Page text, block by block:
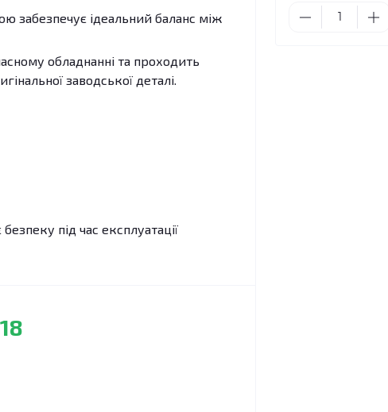
забезпечує ідеальний баланс між
обладнанні та проходить
заводської деталі.
під час експлуатації